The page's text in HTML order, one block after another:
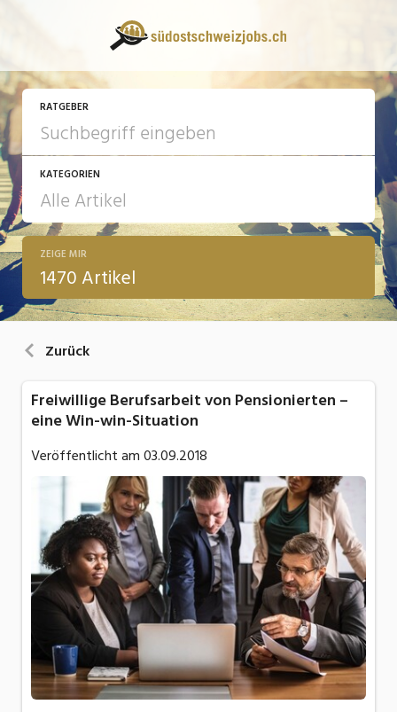
RATGEBER
KATEGORIEN
13 Fragen - 13 Antworten
Arbeit
ZEIGE MIR
1470 Artikel
Zurück
Freiwillige Berufsarbeit von Pensionierten –
eine Win-win-Situation
Veröffentlicht am03.09.2018